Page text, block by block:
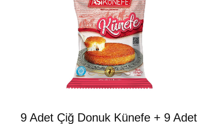
9 Adet Çiğ Donuk Künefe + 9 Adet